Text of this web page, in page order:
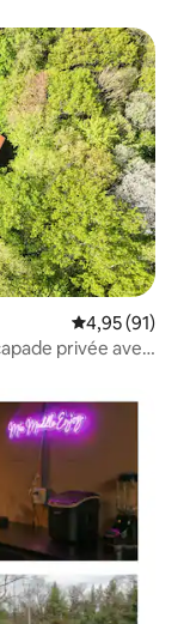
Évaluation
4,95 (91)
privée avec